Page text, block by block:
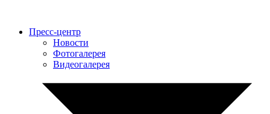
Пресс-центр
Новости
Фотогалерея
Видеогалерея